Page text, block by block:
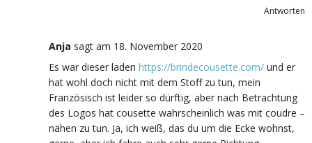
Antworten
Anja sagt am 18. November 2020
Es war dieser laden https://brindecousette.com/ und er
hat wohl doch nicht mit dem Stoff zu tun, mein
Französisch ist leider so dürftig, aber nach Betrachtung
des Logos hat cousette wahrscheinlich was mit coudre –
nähen zu tun. Ja, ich weiß, das du um die Ecke wohnst,